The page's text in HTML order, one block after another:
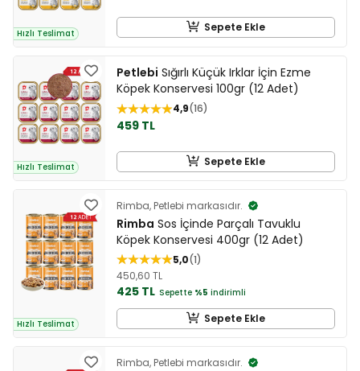
Hızlı Teslimat Sepete Ekle
Hızlı Teslimat
Petlebi Sığırlı Küçük Irklar İçin Ezme
Köpek Konservesi 100gr (12 Adet)
4,9 16
459 TL
Sepete Ekle
Hızlı Teslimat
Rimba, Petlebi markasıdır.
Rimba Sos İçinde Parçalı Tavuklu
Köpek Konservesi 400gr (12 Adet)
5,0 1
450,60 TL
425 TL Sepette %5 indirimli
Sepete Ekle
Rimba, Petlebi markasıdır.